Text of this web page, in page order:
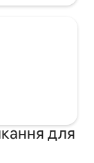
для